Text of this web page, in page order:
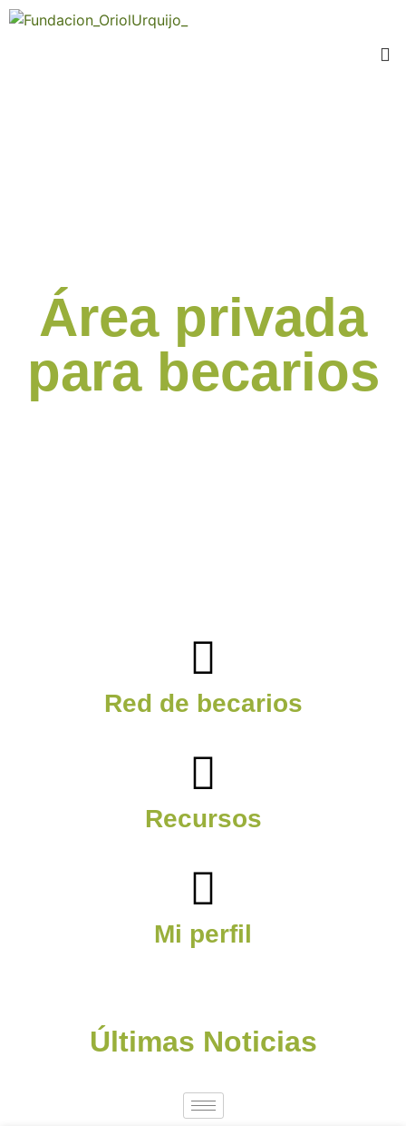
Área privada
para becarios
Red de becarios
Recursos
Mi perfil
Últimas Noticias